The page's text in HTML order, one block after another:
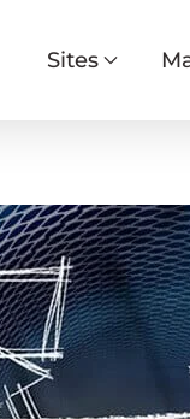
Sites